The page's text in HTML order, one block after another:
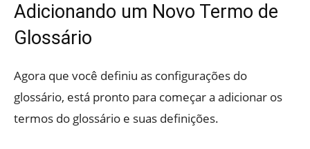
Adicionando um Novo Termo de
Glossário
Agora que você definiu as configurações do
glossário, está pronto para começar a adicionar os
termos do glossário e suas definições.